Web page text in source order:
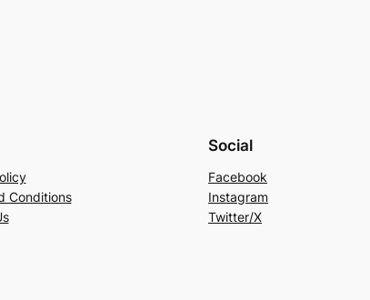
Conditions
Social
Facebook
Instagram
Twitter/X